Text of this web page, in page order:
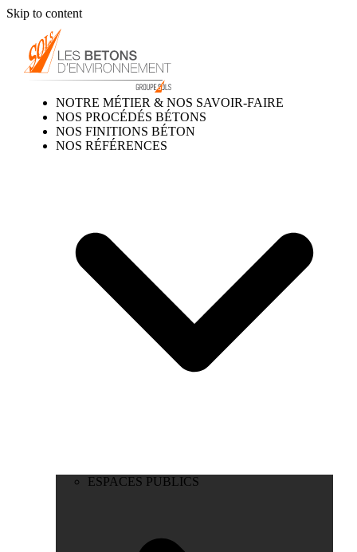
Skip to content
NOTRE MÉTIER & NOS SAVOIR-FAIRE
NOS PROCÉDÉS BÉTONS
NOS FINITIONS BÉTON
NOS RÉFÉRENCES
ESPACES PUBLICS